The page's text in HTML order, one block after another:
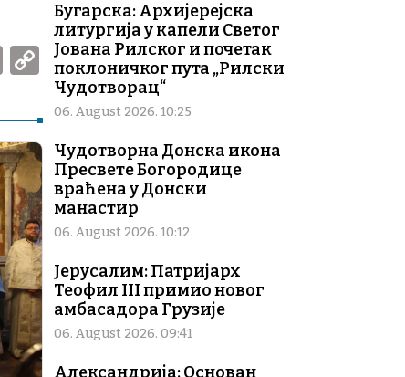
E
m
ai
l
C
o
p
y
Li
n
k
Бугарска: Архијерејска
литургија у капели Светог
Јована Рилског и почетак
поклоничког пута „Рилски
Чудотворац“
06. August 2026. 10:25
Чудотворна Донска икона
Пресвете Богородице
враћена у Донски
манастир
06. August 2026. 10:12
Јерусалим: Патријарх
Теофил III примио новог
амбасадора Грузије
06. August 2026. 09:41
Александрија: Основан